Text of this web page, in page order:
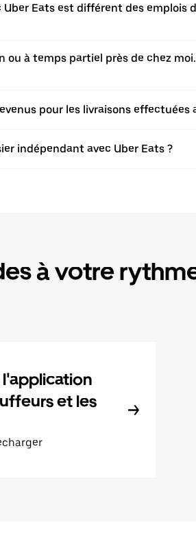
Eats est différent des
ou à temps partiel près de chez
pour les livraisons effectuées
indépendant avec Uber Eats ?
à votre
et les